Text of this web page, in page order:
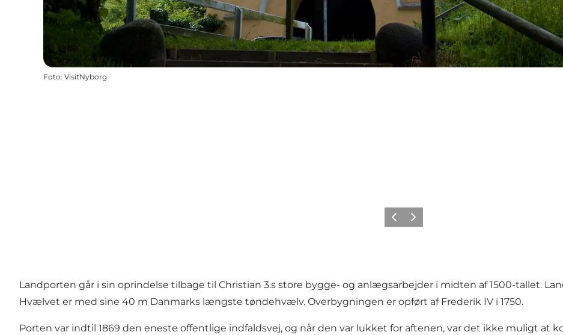
Foto: VisitNyborg
ForrigeNæste
Landporten går i sin oprindelse tilbage til Christian 3.s store bygge- og anlægsarbejder i midten af 1500-tallet.
Hvælvet er med sine 40 m Danmarks længste tøndehvælv. Overbygningen er opført af Frederik IV i 1750.
Porten var indtil 1869 den eneste offentlige indfaldsvej, og når den var lukket for aftenen, var det ikke muligt at